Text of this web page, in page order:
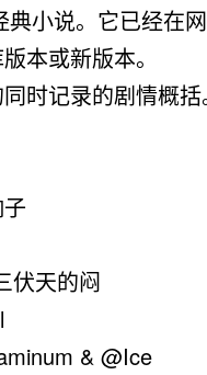
典小说。它已经在
本或新版本。
记录的剧情概括
天的闷
& @Ice